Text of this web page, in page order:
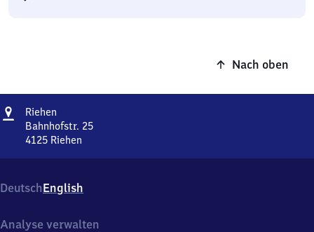
Nach oben
Adresse
Riehen
Bahnhofstr. 25
4125 Riehen
25,
4
2
DeutschEnglish
Analyse verwalten